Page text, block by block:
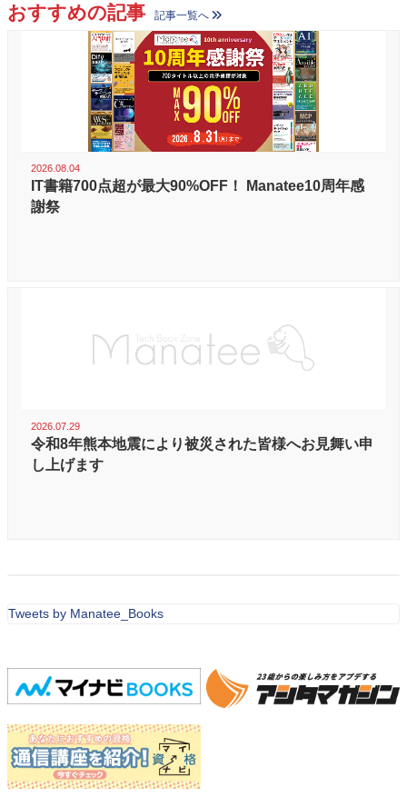
おすすめの記事 記事一覧へ
2026.08.04
IT書籍700点超が最大90%OFF！ Manatee10周年感
謝祭
2026.07.29
令和8年熊本地震により被災された皆様へお見舞い申
し上げます
Tweets by Manatee_Books